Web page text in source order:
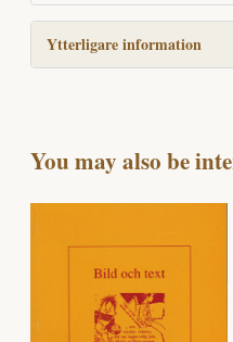
Ytterligare information
You may also be